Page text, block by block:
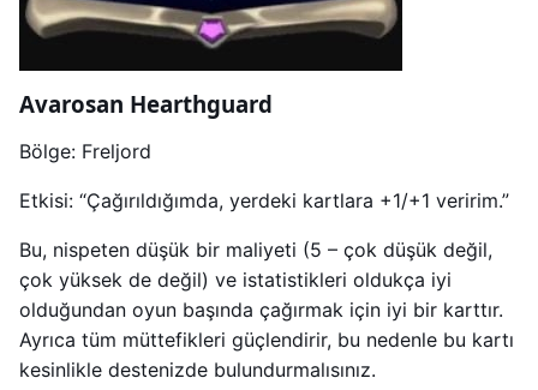
Avarosan Hearthguard
Bölge: Freljord
Etkisi: “Çağırıldığımda, yerdeki kartlara +1/+1 veririm.”
Bu, nispeten düşük bir maliyeti (5 – çok düşük değil,
çok yüksek de değil) ve istatistikleri oldukça iyi
olduğundan oyun başında çağırmak için iyi bir karttır.
Ayrıca tüm müttefikleri güçlendirir, bu nedenle bu kartı
kesinlikle destenizde bulundurmalısınız.